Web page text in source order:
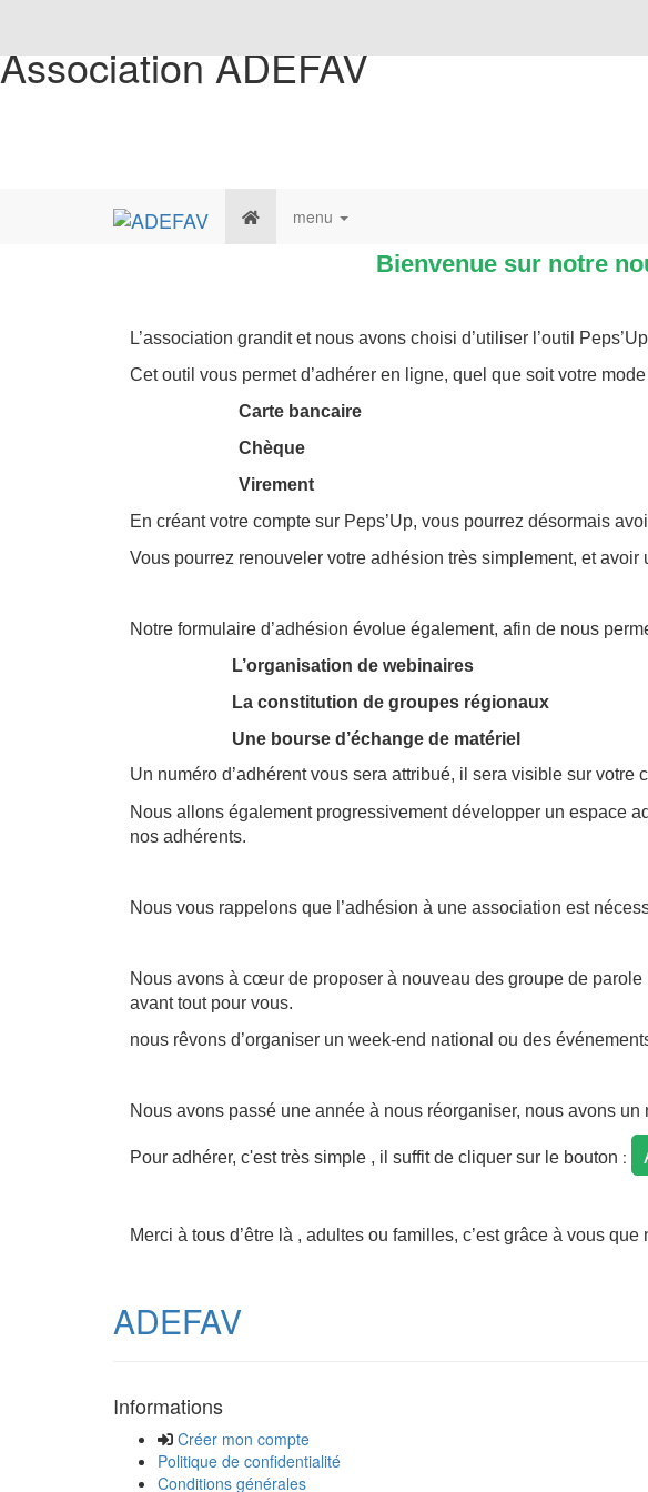
Association ADEFAV
menu
Bienvenue sur notre
L’association grandit et nous avons choisi d’utiliser l’outil
Cet outil vous permet d’adhérer en ligne, quel que soit votre
Carte bancaire
Chèque
Virement
En créant votre compte sur Peps’Up, vous pourrez désormais
Vous pourrez renouveler votre adhésion très simplement, et
Notre formulaire d’adhésion évolue également, afin de nous
L’organisation de webinaires
La constitution de groupes régionaux
Une bourse d’échange de matériel
Un numéro d’adhérent vous sera attribué, il sera visible sur votre
Nous allons également progressivement développer un espace
nos adhérents.
Nous vous rappelons que l’adhésion à une association est
Nous avons à cœur de proposer à nouveau des groupe de
avant tout pour vous.
nous rêvons d’organiser un week-end national ou des
Nous avons passé une année à nous réorganiser, nous avons
Pour adhérer, c'est très simple , il suffit de cliquer sur le bouton :
Merci à tous d’être là , adultes ou familles, c’est grâce à vous
ADEFAV
Informations
Créer mon compte
Politique de confidentialité
Conditions générales